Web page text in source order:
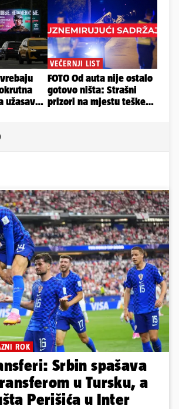
ROK
Srbin spašava
u Tursku, a
Perišića u Inter